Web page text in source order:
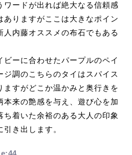
ワードが出れば絶大なる信頼感
ありますがここは大きなポイン
人内藤オススメの布石でもある
ビーに合わせたパープルのペイ
ジ調のこちらのタイはスパイス
ますがどこか温かみと奥行きを
本来の艶感を与え、遊び心を加
ち着いた余裕のある大人の印象
き出します。